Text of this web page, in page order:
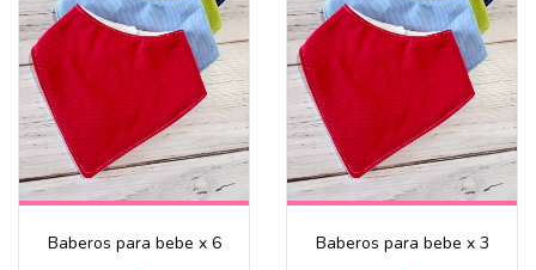
Baberos para bebe x 6 Baberos para bebe x 3